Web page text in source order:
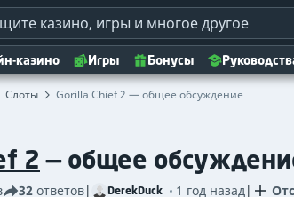
казино Игры Бонусы
Слоты Gorilla Chief 2 — общее обсуждение
2 — общее
32 ответов| DerekDuck 1 год назад|